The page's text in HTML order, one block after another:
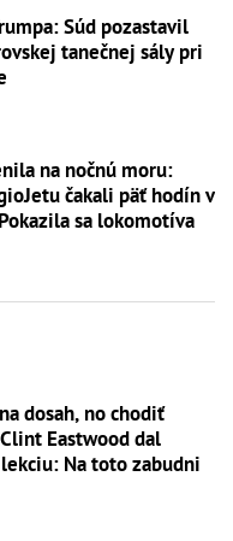
Súd pozastavil
tanečnej sály pri
na nočnú moru:
čakali päť hodín v
sa lokomotíva
dosah, no chodiť
Eastwood dal
Na toto zabudni